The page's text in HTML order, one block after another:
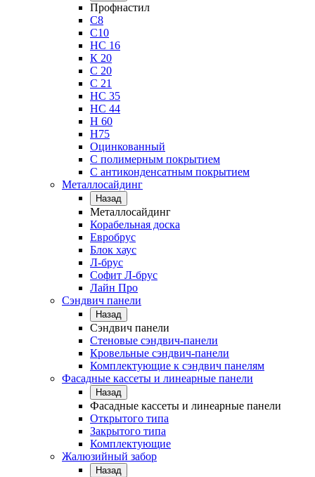
Профнастил
С8
С10
НС 16
К 20
С 20
С 21
НС 35
НС 44
Н 60
Н75
Оцинкованный
С полимерным покрытием
С антиконденсатным покрытием
Металлосайдинг
Назад
Металлосайдинг
Корабельная доска
Евробрус
Блок хаус
Л-брус
Софит Л-брус
Лайн Про
Сэндвич панели
Назад
Сэндвич панели
Стеновые сэндвич-панели
Кровельные сэндвич-панели
Комплектующие к сэндвич панелям
Фасадные кассеты и линеарные панели
Назад
Фасадные кассеты и линеарные панели
Открытого типа
Закрытого типа
Комплектующие
Жалюзийный забор
Назад